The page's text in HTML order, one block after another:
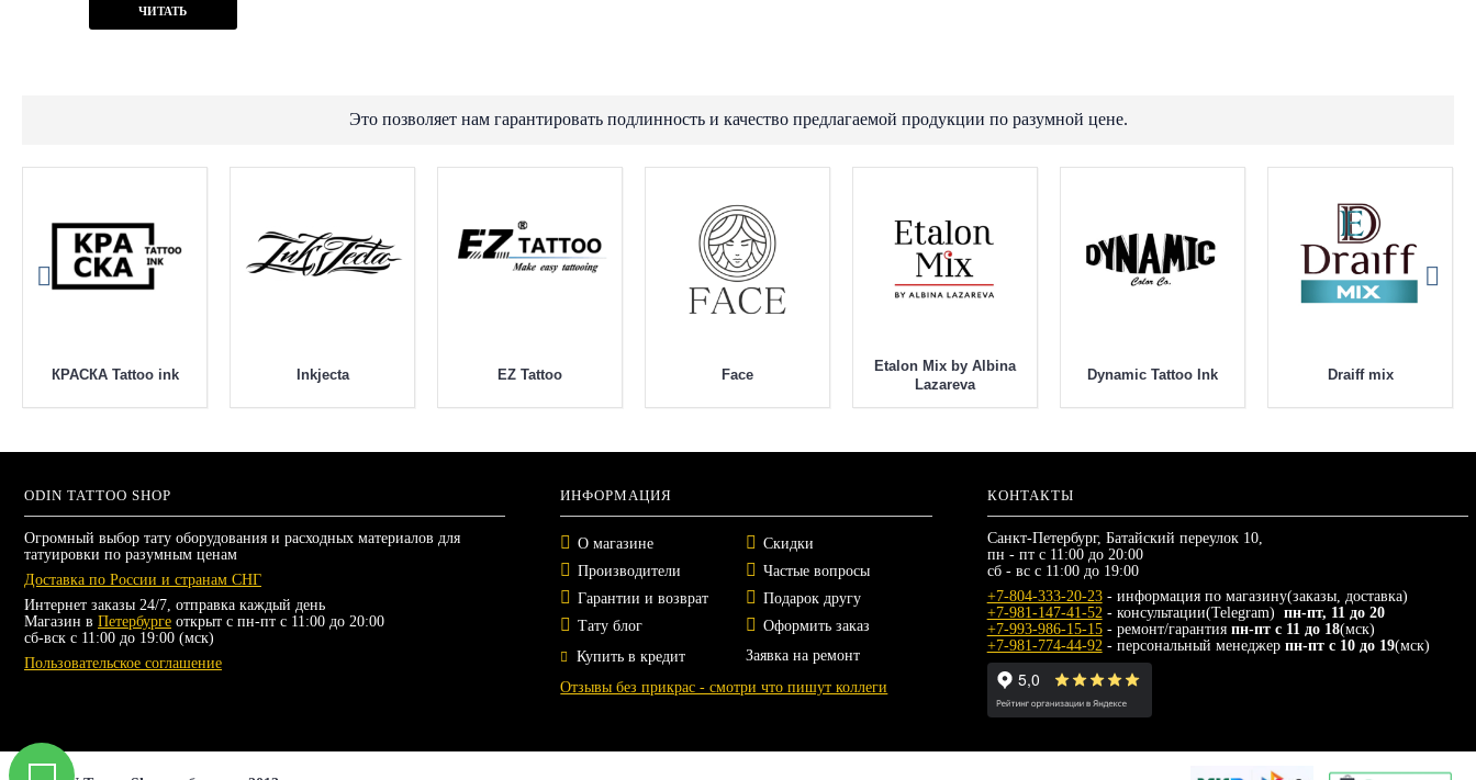
ЧИТАТЬ
Это позволяет нам гарантировать подлинность и качество предлагаемой продукции по разумной цене.
КРАСКА Tattoo ink Inkjecta EZ Tattoo Face
Etalon Mix by Albina
Lazareva
Dynamic Tattoo Ink Draiff mix
ODIN TATTOO SHOP
Огромный выбор тату оборудования и расходных материалов для
татуировки по разумным ценам
Доставка по России и странам СНГ
Интернет заказы 24/7, отправка каждый день
Магазин в Петербурге открыт с пн-пт с 11:00 до 20:00
сб-вск с 11:00 до 19:00 (мск)
Пользовательское соглашение
ИНФОРМАЦИЯ
О магазине
Производители
Гарантии и возврат
Тату блог
Скидки
Частые вопросы
Подарок другу
Оформить заказ
Купить в кредит
Заявка на ремонт
Отзывы без прикрас - смотри что пишут коллеги
КОНТАКТЫ
Санкт-Петербург, Батайский переулок 10,
пн - пт с 11:00 до 20:00
сб - вс с 11:00 до 19:00
+7-804-333-20-23- информация по магазину(заказы, доставка)
+7-981-147-41-52- консультации(Telegram) пн-пт, 11 до 20
+7-993-986-15-15- ремонт/гарантия пн-пт с 11 до 18(мск)
+7-981-774-44-92- персональный менеджер пн-пт с 10 до 19(мск)